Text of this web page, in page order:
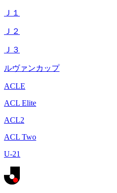
Ｊ１
Ｊ２
Ｊ３
ルヴァンカップ
ACLE
ACL Elite
ACL2
ACL Two
U-21